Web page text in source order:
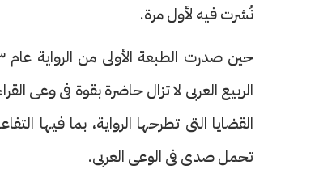
نُشرت فيه لأول مرة.
الربيع العربى لا تزال حاضرة بقوة فى وعى
القضايا التى تطرحها الرواية، بما فيها
تحمل صدى فى الوعى العربى.